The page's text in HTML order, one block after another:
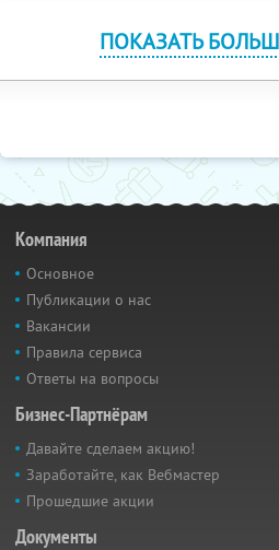
ПОКАЗАТЬ
Компания
Основное
Публикации о нас
Вакансии
Правила сервиса
Ответы на вопросы
Бизнес-Партнёрам
Давайте сделаем акцию!
Заработайте, как Вебмастер
Прошедшие акции
Документы